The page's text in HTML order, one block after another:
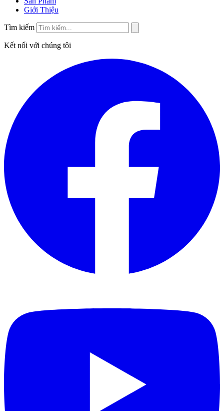
Giới Thiệu
Tìm kiếm
Kết nối với chúng tôi